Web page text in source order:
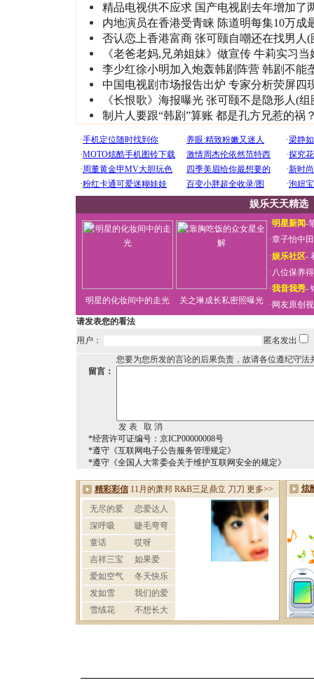
精品电视供不应求 国产电视剧去年增加了
内地演员在香港受青睐 陈道明每集10万成
否认恋上香港富商 张可颐自嘲还在找男人(
《老爸老妈,兄弟姐妹》做宣传 牛莉实习当
李少红徐小明加入炮轰韩剧阵营 韩剧不能
中国电视剧市场报告出炉 专家分析荧屏四
《长恨歌》海报曝光 张可颐不是隐形人(组
制片人要跟“韩剧”算账 都是孔方兄惹的祸
娱乐天天精选
明星的化妆间中的走光 关之琳成长私密照曝光
·明星新闻-
·章子怡中
·娱乐社区-
·八位保养
·我音我秀-
· 网友原创
请发表您的看法
用户：
匿名发出
您要为您所发的言论的后果负责，故请各位遵纪守法
留言：
*经营许可证编号：京ICP00000008号
*遵守《互联网电子公告服务管理规定》
*遵守《全国人大常委会关于维护互联网安全的规定》